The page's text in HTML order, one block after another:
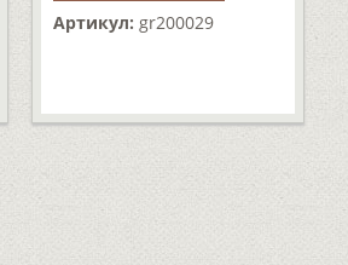
Артикул: gr200029